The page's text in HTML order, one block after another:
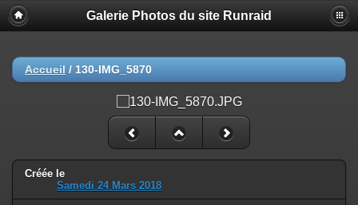
Galerie Photos du site Runraid
Accueil / 130-IMG_5870
Créée le
Samedi 24 Mars 2018